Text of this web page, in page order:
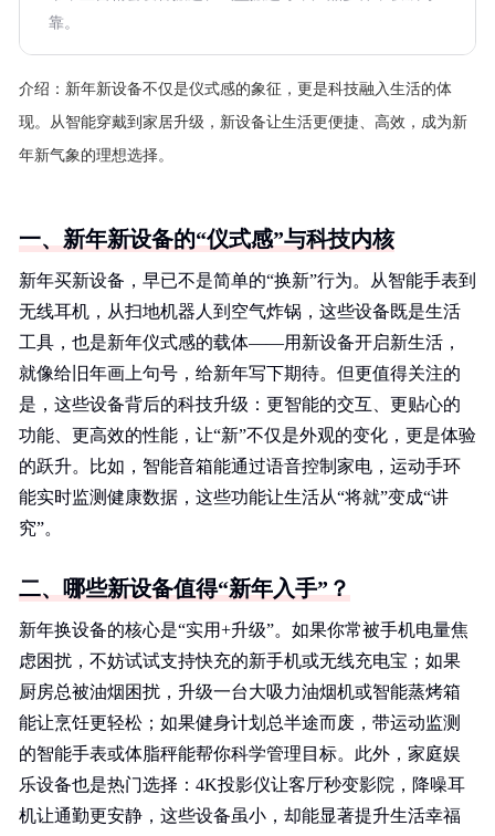
靠。
介绍： 新年新设备不仅是仪式感的象征，更是科技融入生活的体
现。从智能穿戴到家居升级，新设备让生活更便捷、高效，成为新
年新气象的理想选择。
一、新年新设备的“仪式感”与科技内核
新年买新设备，早已不是简单的“换新”行为。从智能手表到
无线耳机，从扫地机器人到空气炸锅，这些设备既是生活
工具，也是新年仪式感的载体——用新设备开启新生活，
就像给旧年画上句号，给新年写下期待。但更值得关注的
是，这些设备背后的科技升级：更智能的交互、更贴心的
功能、更高效的性能，让“新”不仅是外观的变化，更是体验
的跃升。比如，智能音箱能通过语音控制家电，运动手环
能实时监测健康数据，这些功能让生活从“将就”变成“讲
究”。
二、哪些新设备值得“新年入手”？
新年换设备的核心是“实用+升级”。如果你常被手机电量焦
虑困扰，不妨试试支持快充的新手机或无线充电宝；如果
厨房总被油烟困扰，升级一台大吸力油烟机或智能蒸烤箱
能让烹饪更轻松；如果健身计划总半途而废，带运动监测
的智能手表或体脂秤能帮你科学管理目标。此外，家庭娱
乐设备也是热门选择：4K投影仪让客厅秒变影院，降噪耳
机让通勤更安静，这些设备虽小，却能显著提升生活幸福